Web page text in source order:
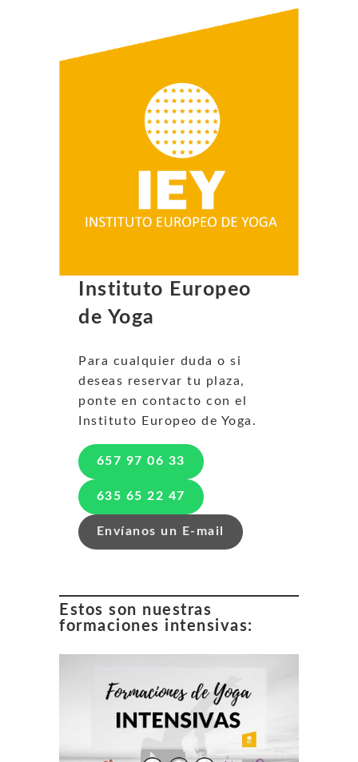
Instituto Europeo
de Yoga
Para cualquier duda o si
deseas reservar tu plaza,
ponte en contacto con el
Instituto Europeo de Yoga.
657 97 06 33
635 65 22 47
Envíanos un E-mail
Estos son nuestras
formaciones intensivas: